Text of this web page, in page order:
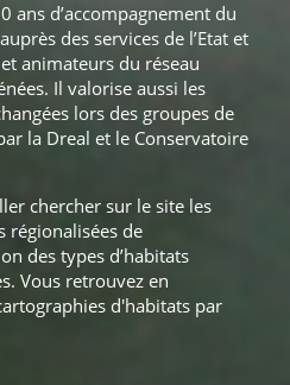
ans d’accompagnement du
des services de l’Etat et
animateurs du réseau
Il valorise aussi les
lors des groupes de
la Dreal et le Conservatoire
chercher sur le site les
régionalisées de
des types d’habitats
Vous retrouvez en
d'habitats par